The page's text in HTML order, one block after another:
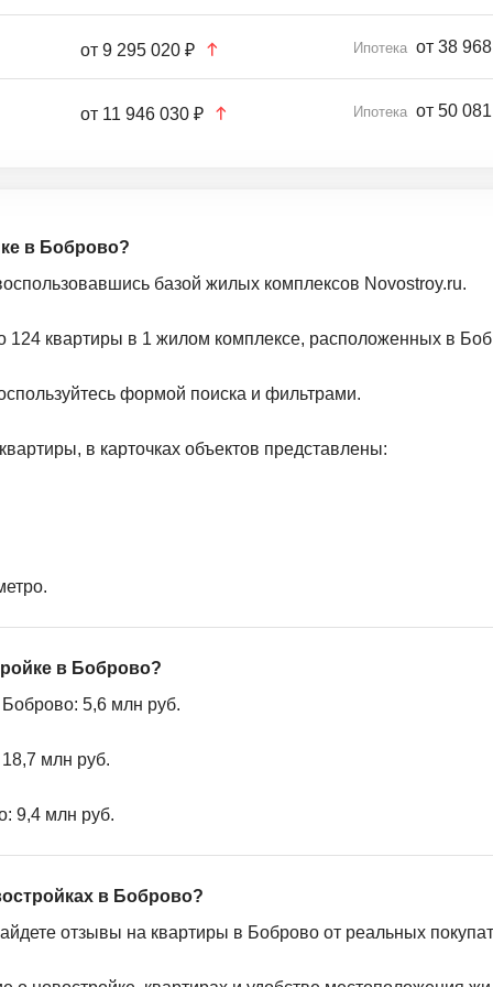
от 9 295 020 ₽ Ипотека от 38
от 11 946 030 ₽ Ипотека от 50
в Боброво?
базой жилых комплексов Novostroy.ru.
124 квартиры в 1 жилом комплексе, расположенных в
формой поиска и фильтрами.
в карточках объектов представлены:
в Боброво?
5,6 млн руб.
млн руб.
9,4 млн руб.
в Боброво?
отзывы на квартиры в Боброво от реальных